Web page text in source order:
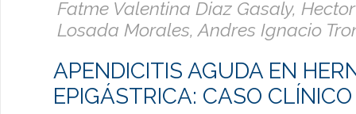
Fatme Valentina Diaz Gasaly,
Losada Morales, Andres Ignacio
APENDICITIS AGUDA EN
EPIGÁSTRICA: CASO CLÍNICO